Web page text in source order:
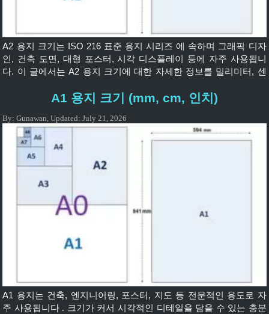
A2 용지 크기는 ISO 216 표준 용지 시리즈 에 속하며 그래픽 디자
인, 건축 도면, 대형 포스터, 시각 디스플레이 등에 자주 사용됩니
다. 이 글에서는 A2 용지 크기에 대한 자세한 정보를 밀리미터, 센
설명합니다. 💡 A2 용지 크기는 얼마인가요? 다음은 미터법 단위로
다. A2 용지의 크기는 […]
A1 용지 크기 (mm, cm, 인치)
By:Gunawan,Updated:July 21, 2026
A1 용지는 건축, 엔지니어링, 포스터, 지도 등 전문적인 용도로 자
주 사용됩니다 . 크기가 커서 시각적인 디테일을 담을 수 있는 충분